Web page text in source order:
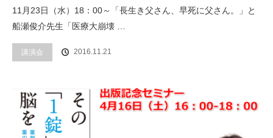
11月23日（水）18：00～「長生き父さん、早死に父さん。」と
船瀬俊介先生「医療大崩壊 …
講演会 2016.11.21